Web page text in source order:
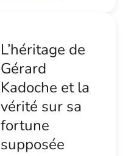
L’héritage de
Gérard
Kadoche et la
vérité sur sa
fortune
supposée